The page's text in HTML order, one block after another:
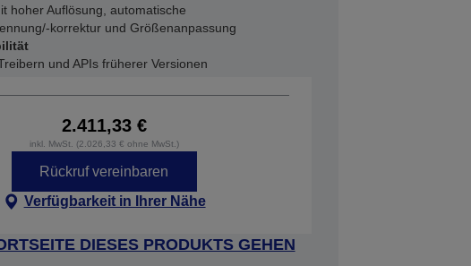
hoher Auflösung, automatische
korrektur und Größenanpassung
und APIs früherer Versionen
2.411,33 €
inkl. MwSt. (2.026,33 € ohne MwSt.)
Rückruf vereinbaren
Verfügbarkeit in Ihrer Nähe
DIESES PRODUKTS GEHEN